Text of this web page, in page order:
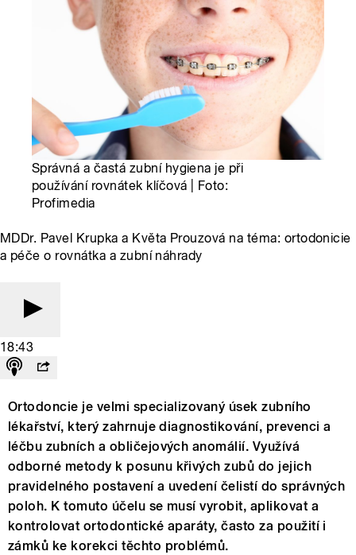
Správná a častá zubní hygiena je při
používání rovnátek klíčová | Foto:
Profimedia
MDDr. Pavel Krupka a Květa Prouzová na téma: ortodonicie
a péče o rovnátka a zubní náhrady
18:43
Ortodoncie je velmi specializovaný úsek zubního
lékařství, který zahrnuje diagnostikování, prevenci a
léčbu zubních a obličejových anomálií. Využívá
odborné metody k posunu křivých zubů do jejich
pravidelného postavení a uvedení čelistí do správných
poloh. K tomuto účelu se musí vyrobit, aplikovat a
kontrolovat ortodontické aparáty, často za použití i
zámků ke korekci těchto problémů.